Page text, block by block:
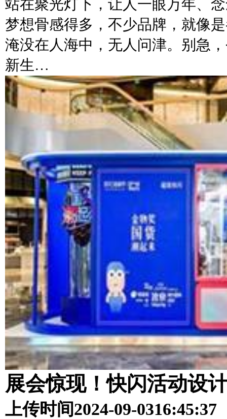
站在聚光灯下，让人一眼万年、
梦想骨感得多，不少品牌，就像
淹没在人海中，无人问津。别急
新生…
展会惊现！快闪活动设
上传时间2024-09-0316:45:37